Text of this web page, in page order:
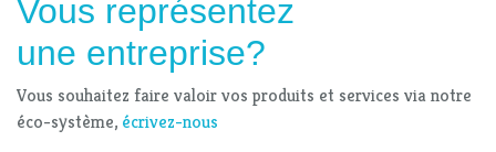
Vous représentez
une entreprise?
Vous souhaitez faire valoir vos produits et services via notre
éco-système, écrivez-nous